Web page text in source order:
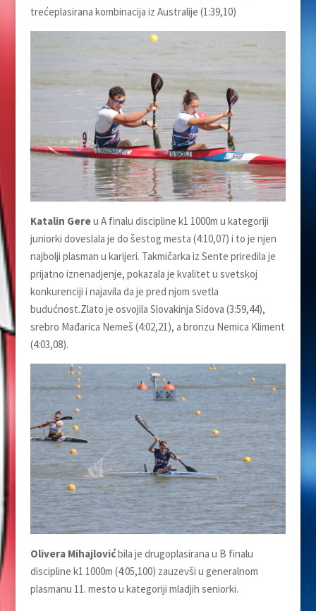
trećeplasirana kombinacija iz Australije (1:39,10)
Katalin Gereu A finalu discipline k1 1000m u kategoriji
juniorki doveslala je do šestog mesta (4:10,07) i to je njen
najbolji plasman u karijeri. Takmičarka iz Sente priredila je
prijatno iznenadjenje, pokazala je kvalitet u svetskoj
konkurenciji i najavila da je pred njom svetla
budućnost.Zlato je osvojila Slovakinja Sidova (3:59,44),
srebro Mađarica Nemeš (4:02,21), a bronzu Nemica Kliment
(4:03,08).
Olivera Mihajlovićbila je drugoplasirana u B finalu
discipline k1 1000m (4:05,100) zauzevši u generalnom
plasmanu 11. mesto u kategoriji mladjih seniorki.